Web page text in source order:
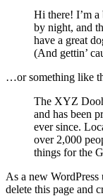
Hi there! I’m a
by night, and
have a great
(And gettin’
…or something like
The XYZ
and has been
ever since.
over 2,000
things for the
As a new
delete this page and